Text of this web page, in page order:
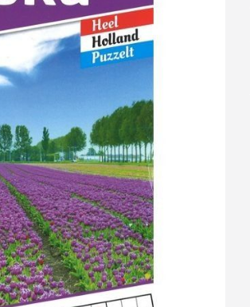
Assortiment
Inkjet Cartridges
Toner Cartridges
Printers & Papier
Telefoon Accessoires
Computer Accessoires
Batterijen
Feestartikelen
Boeken
Puzzelboeken
Wenskaarten
Spellen & Speelgoed
Kalenders & Boodschappenlijstjes
Persoonlijke verzorging